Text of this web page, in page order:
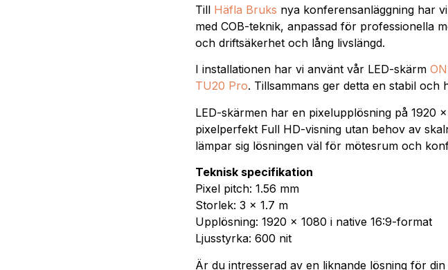
Till Häfla Bruks nya konferensanläggning har
med COB-teknik, anpassad för professionella
och driftsäkerhet och lång livslängd.
I installationen har vi använt vår LED-skärm
TU20 Pro. Tillsammans ger detta en stabil
LED-skärmen har en pixelupplösning på 1920
pixelperfekt Full HD-visning utan behov av
lämpar sig lösningen väl för mötesrum och
Teknisk specifikation
Pixel pitch: 1.56 mm
Storlek: 3 x 1.7 m
Upplösning: 1920 x 1080 i native 16:9-format
Ljusstyrka: 600 nit
Är du intresserad av en liknande lösning för